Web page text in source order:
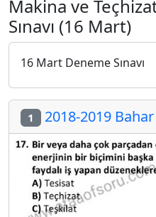
Makina ve
Sınavı (16 Mart)
16 Mart Deneme Sınavı
1 2018-2019 Bahar